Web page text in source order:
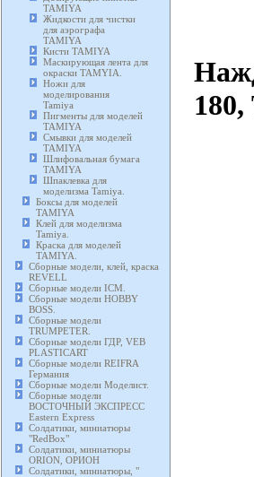
TAMIYA
Жидкости для чистки
для аэрографа
TAMIYA
Кисти TAMIYA
Маскирующая лента для
окраски TAMYIA.
Ножи для
моделирования
Tamiya
Пигменты для моделей
TAMIYA
Смывки для моделей
TAMIYA
Шлифовальная бумага
TAMIYA
Шпаклевка для
моделизма Tamiya.
Боксы для моделей
TAMIYA
Клей для моделизма
Tamiya.
Краска для моделей
TAMIYA.
Сборные модели, клей, краска
REVELL
Сборные модели ICM.
Сборные модели HOBBY
BOSS.
Сборные модели
TRUMPETER.
Сборные модели ГДР, VEB
PLASTICART
Сборные модели REIFRA
Германия
Сборные модели Моделист.
Сборные модели
ВОСТОЧНЫЙ ЭКСПРЕСС
Eastern Express
Солдатики, миниатюры
"RedBox"
Солдатики, миниатюры
ORION, ОРИОН
Солдатики, миниатюры, "